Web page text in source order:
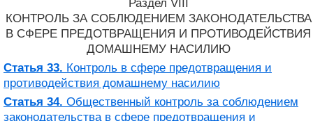
Раздел VIII
КОНТРОЛЬ ЗА СОБЛЮДЕНИЕМ ЗАКОНОДАТЕЛЬСТВА
В СФЕРЕ ПРЕДОТВРАЩЕНИЯ И ПРОТИВОДЕЙСТВИЯ
ДОМАШНЕМУ НАСИЛИЮ
Статья 33. Контроль в сфере предотвращения и
противодействия домашнему насилию
Статья 34. Общественный контроль за соблюдением
законодательства в сфере предотвращения и